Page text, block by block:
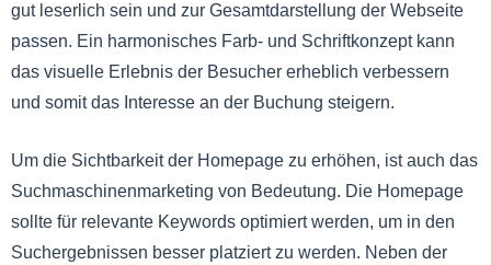
gut leserlich sein und zur Gesamtdarstellung der Webseite
passen. Ein harmonisches Farb- und Schriftkonzept kann
das visuelle Erlebnis der Besucher erheblich verbessern
und somit das Interesse an der Buchung steigern.
Um die Sichtbarkeit der Homepage zu erhöhen, ist auch das
Suchmaschinenmarketing von Bedeutung. Die Homepage
sollte für relevante Keywords optimiert werden, um in den
Suchergebnissen besser platziert zu werden. Neben der